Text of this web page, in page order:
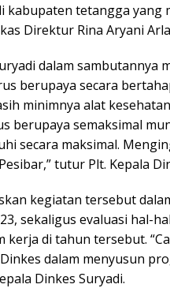
kabupaten tetangga yang
Direktur Rina Aryani
dalam sambutannya
berupaya secara
minimnya alat kesehatan
berupaya semaksimal
secara maksimal.
tutur Plt. Kepala
kegiatan tersebut
sekaligus evaluasi hal-
di tahun tersebut.
dalam menyusun
Dinkes Suryadi.